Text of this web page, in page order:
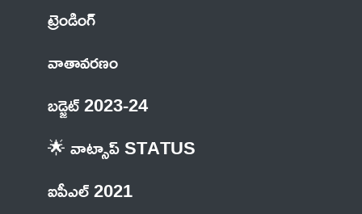
ట్రెండింగ్
వాతావరణం
బడ్జెట్ 2023-24
🌟 వాట్సాప్ STATUS
ఐపీఎల్ 2021